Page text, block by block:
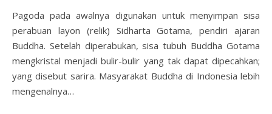
Pagoda pada awalnya digunakan untuk menyimpan sisa
perabuan layon (relik) Sidharta Gotama, pendiri ajaran
Buddha. Setelah diperabukan, sisa tubuh Buddha Gotama
mengkristal menjadi bulir-bulir yang tak dapat dipecahkan;
yang disebut sarira. Masyarakat Buddha di Indonesia lebih
mengenalnya…